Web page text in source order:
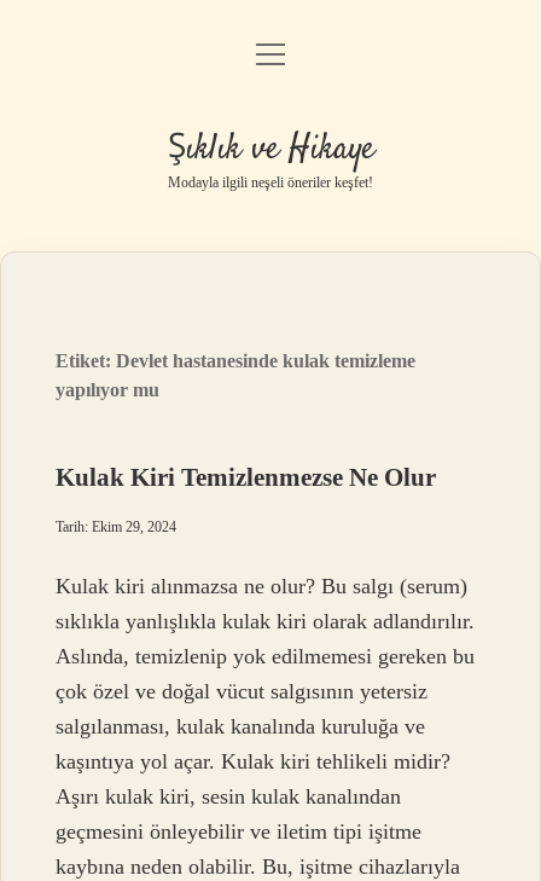
Gizlilik Politikası
Yasal Uyarı
menüyü
Şıklık ve Hikaye
Modayla ilgili neşeli öneriler keşfet!
Etiket:Devlet hastanesinde kulak temizleme
yapılıyor mu
Kulak Kiri Temizlenmezse Ne Olur
Tarih: Ekim 29, 2024
Kulak kiri alınmazsa ne olur? Bu salgı (serum)
sıklıkla yanlışlıkla kulak kiri olarak adlandırılır.
Aslında, temizlenip yok edilmemesi gereken bu
çok özel ve doğal vücut salgısının yetersiz
salgılanması, kulak kanalında kuruluğa ve
kaşıntıya yol açar. Kulak kiri tehlikeli midir?
Aşırı kulak kiri, sesin kulak kanalından
geçmesini önleyebilir ve iletim tipi işitme
kaybına neden olabilir. Bu, işitme cihazlarıyla